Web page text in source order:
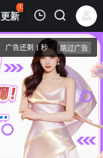
更新
127
热榜 APP
1